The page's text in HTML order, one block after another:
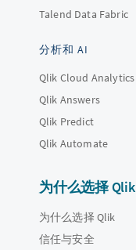
Talend Data Fabric
分析和 AI
Qlik Cloud Analytics
Qlik Answers
Qlik Predict
Qlik Automate
为什么选择
为什么选择 Qlik
信任与安全